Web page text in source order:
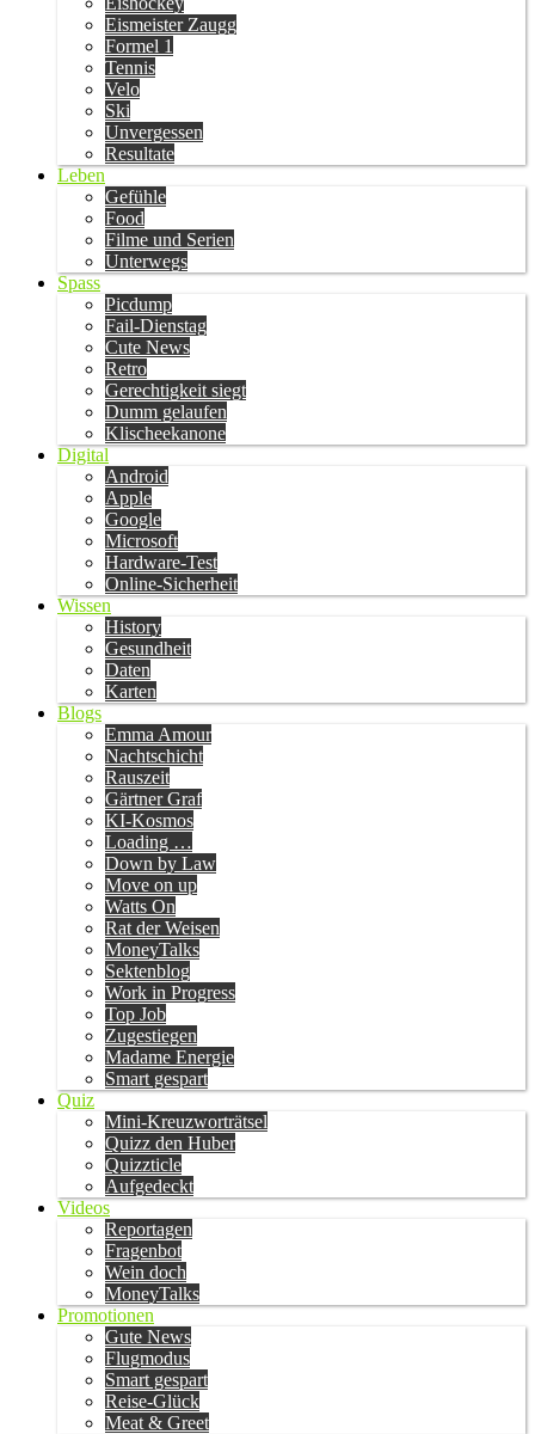
Eismeister Zaugg
Formel 1
Tennis
Velo
Ski
Unvergessen
Resultate
Leben
Gefühle
Food
Filme und Serien
Unterwegs
Spass
Picdump
Fail-Dienstag
Cute News
Retro
Gerechtigkeit siegt
Dumm gelaufen
Klischeekanone
Digital
Android
Apple
Google
Microsoft
Hardware-Test
Online-Sicherheit
Wissen
History
Gesundheit
Daten
Karten
Blogs
Emma Amour
Nachtschicht
Rauszeit
Gärtner Graf
KI-Kosmos
Loading …
Down by Law
Move on up
Watts On
Rat der Weisen
MoneyTalks
Sektenblog
Work in Progress
Top Job
Zugestiegen
Madame Energie
Smart gespart
Quiz
Mini-Kreuzworträtsel
Quizz den Huber
Quizzticle
Aufgedeckt
Videos
Reportagen
Fragenbot
Wein doch
MoneyTalks
Promotionen
Gute News
Flugmodus
Smart gespart
Reise-Glück
Meat & Greet